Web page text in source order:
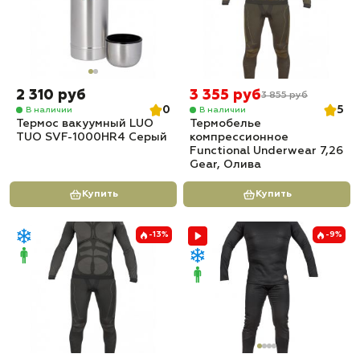
2 310 руб
В наличии
0
Термос вакуумный LUO
TUO SVF-1000HR4 Серый
Купить
3 355 руб3 855 руб
В наличии
5
Термобелье
компрессионное
Functional Underwear 7,26
Gear, Олива
Купить
-13% -9%